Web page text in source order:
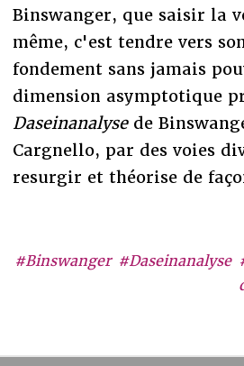
#Binswanger #Daseinanalyse
Binswanger, que saisir la
même, c'est tendre vers
fondement sans jamais
dimension asymptotique
Daseinanalysede
Cargnello, par des voies
resurgir et théorise de